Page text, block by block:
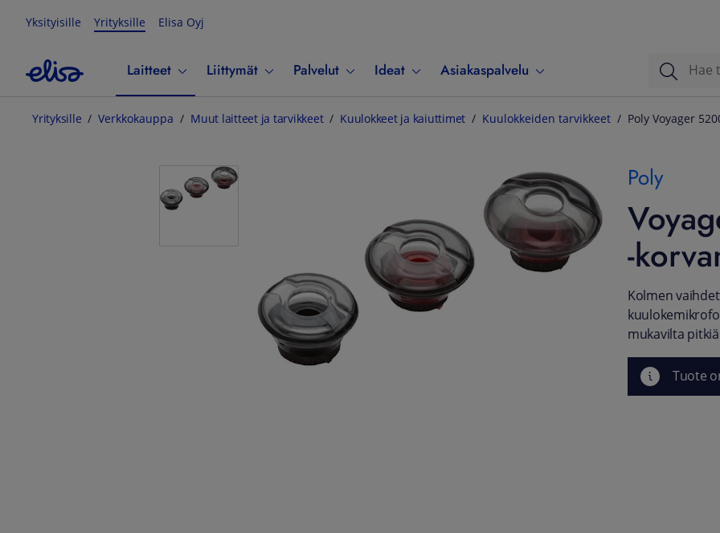
Yksityisille Yrityksille Elisa Oyj
Laitteet Liittymät Palvelut Ideat Asiakaspalvelu
Yrityksille Verkkokauppa Muut laitteet ja tarvikkeet Kuulokkeet ja kaiuttimet Kuulokkeiden tarvikkeet Poly Voyager
Poly
-
Kolmen
mukavilta
Tuote